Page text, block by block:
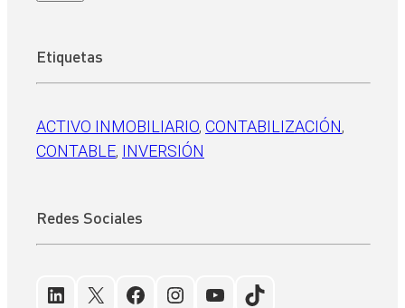
Etiquetas
ACTIVO INMOBILIARIO, CONTABILIZACIÓN
CONTABLE, INVERSIÓN
Redes Sociales
LinkedIn
X Facebook
Instagram
YouTube
TikTok